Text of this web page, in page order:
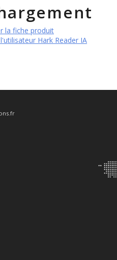
la fiche produit
Hark Reader IA